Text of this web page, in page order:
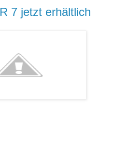
7 jetzt erhältlich